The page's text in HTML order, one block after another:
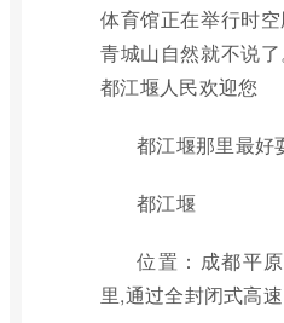
体育馆正在举行时空
青城山自然就不说
都江堰人民欢迎您
都江堰那里最好
都江堰
位置：成都平
里,通过全封闭式高速